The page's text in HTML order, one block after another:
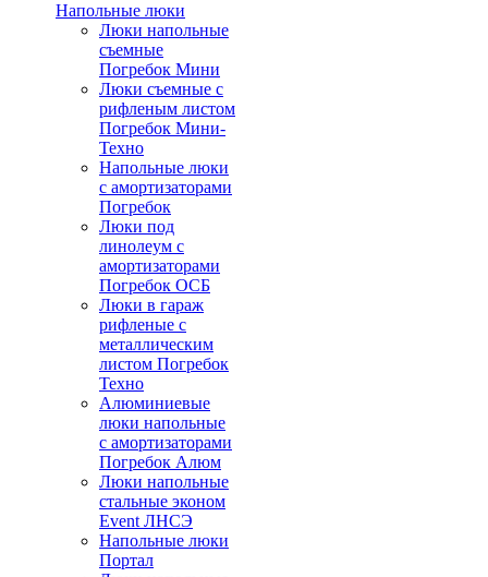
Напольные люки
Люки напольные
съемные
Погребок Мини
Люки съемные с
рифленым листом
Погребок Мини-
Техно
Напольные люки
с амортизаторами
Погребок
Люки под
линолеум с
амортизаторами
Погребок ОСБ
Люки в гараж
рифленые с
металлическим
листом Погребок
Техно
Алюминиевые
люки напольные
с амортизаторами
Погребок Алюм
Люки напольные
стальные эконом
Event ЛНСЭ
Напольные люки
Портал